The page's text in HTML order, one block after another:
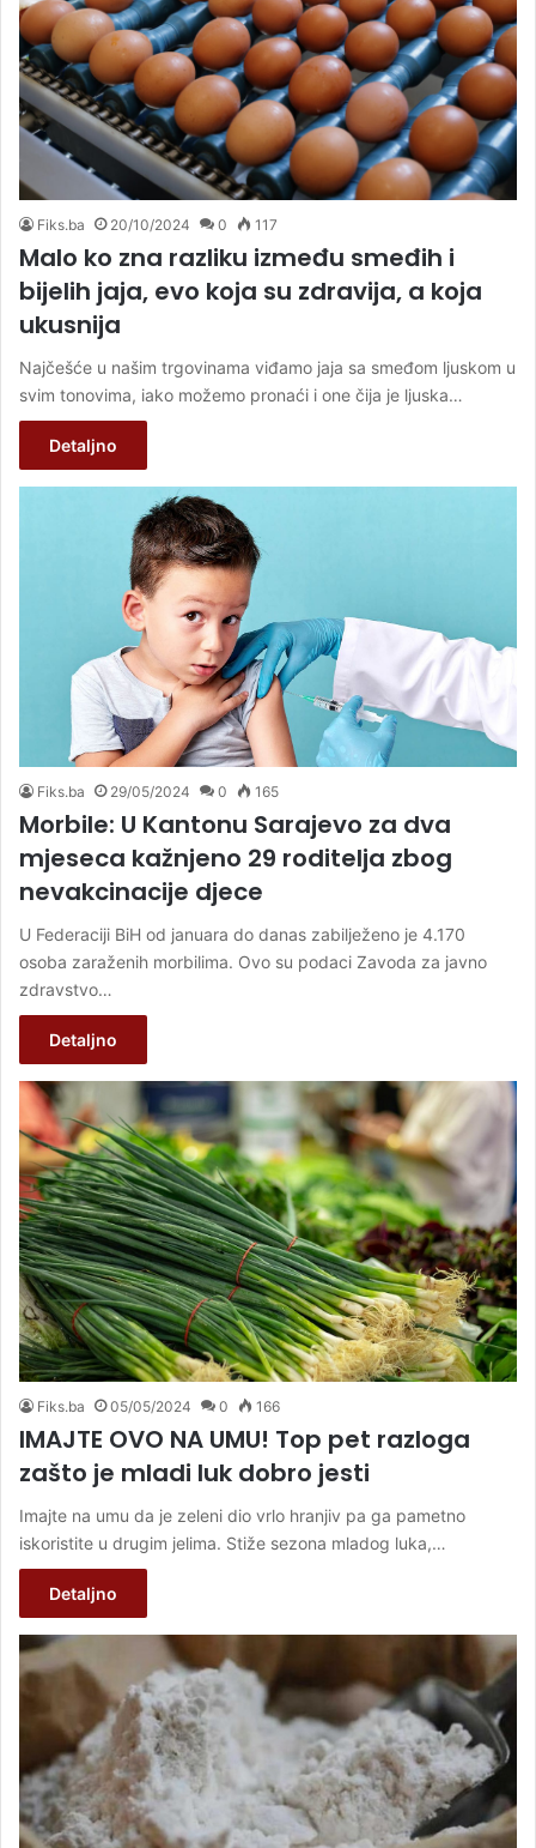
Fiks.ba 20/10/2024 0 117
Malo ko zna razliku između smeđih i
bijelih jaja, evo koja su zdravija, a koja
ukusnija
Najčešće u našim trgovinama viđamo jaja sa smeđom ljuskom u
svim tonovima, iako možemo pronaći i one čija je ljuska…
Detaljno
Fiks.ba 29/05/2024 0 165
Morbile: U Kantonu Sarajevo za dva
mjeseca kažnjeno 29 roditelja zbog
nevakcinacije djece
U Federaciji BiH od januara do danas zabilježeno je 4.170
osoba zaraženih morbilima. Ovo su podaci Zavoda za javno
zdravstvo…
Detaljno
Fiks.ba 05/05/2024 0 166
IMAJTE OVO NA UMU! Top pet razloga
zašto je mladi luk dobro jesti
Imajte na umu da je zeleni dio vrlo hranjiv pa ga pametno
iskoristite u drugim jelima. Stiže sezona mladog luka,…
Detaljno